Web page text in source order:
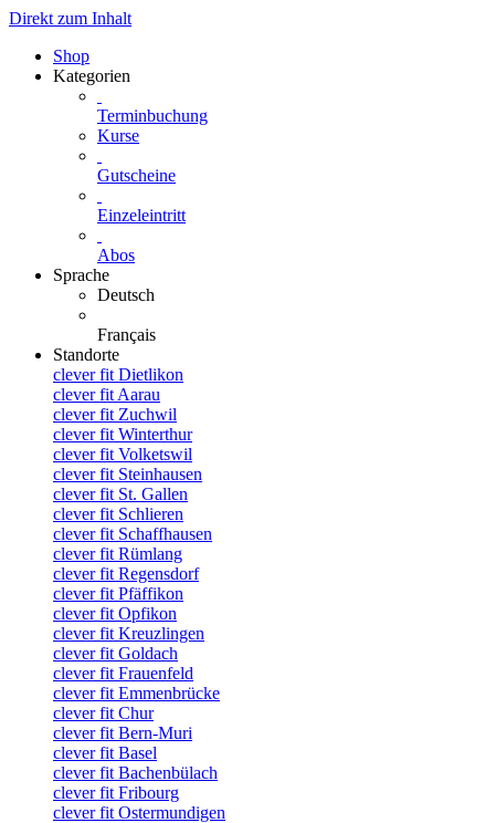
Direkt zum Inhalt
Shop
Kategorien
Terminbuchung
Kurse
Gutscheine
Einzeleintritt
Abos
Sprache
Deutsch
Français
Standorte
clever fit Dietlikon
clever fit Aarau
clever fit Zuchwil
clever fit Winterthur
clever fit Volketswil
clever fit Steinhausen
clever fit St. Gallen
clever fit Schlieren
clever fit Schaffhausen
clever fit Rümlang
clever fit Regensdorf
clever fit Pfäffikon
clever fit Opfikon
clever fit Kreuzlingen
clever fit Goldach
clever fit Frauenfeld
clever fit Emmenbrücke
clever fit Chur
clever fit Bern-Muri
clever fit Basel
clever fit Bachenbülach
clever fit Fribourg
clever fit Ostermundigen